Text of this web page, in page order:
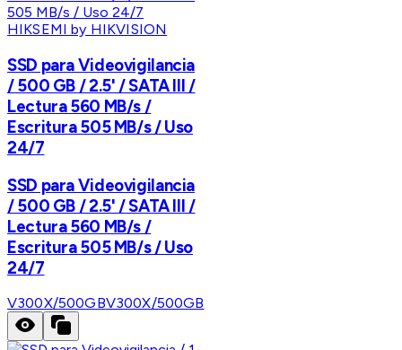
HIKSEMI by HIKVISION
SSD para Videovigilancia
/ 500 GB / 2.5' / SATA III /
Lectura 560 MB/s /
Escritura 505 MB/s / Uso
24/7
SSD para Videovigilancia
/ 500 GB / 2.5' / SATA III /
Lectura 560 MB/s /
Escritura 505 MB/s / Uso
24/7
V300X/500GBV300X/500GB